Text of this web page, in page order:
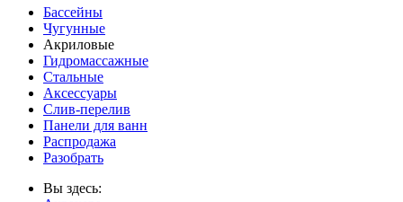
Бассейны
Чугунные
Акриловые
Гидромассажные
Стальные
Аксессуары
Слив-перелив
Панели для ванн
Распродажа
Разобрать
Вы здесь: